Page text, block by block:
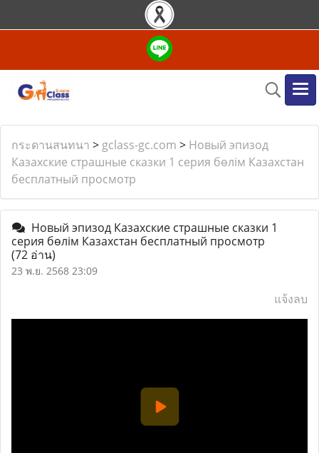
กระดานสนทนา > gclass-gc.com > Новый эпизод
Казахские страшные сказки 1 серия бөлім Казахстан
бесплатный просмотр
Новый эпизод Казахские страшные сказки 1
серия бөлім Казахстан бесплатный просмотр
(72 อ่าน)
23 พ.ย. 2568 23:09
แจ้งลบ